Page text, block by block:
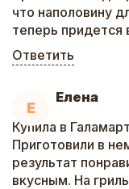
что наполовину
теперь придется
Ответить
Е
Елена
Купила в
Приготовили в
результат
вкусным. На